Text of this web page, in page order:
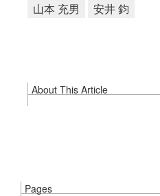
山本 充男 安井 鈞
About This Article
Pages